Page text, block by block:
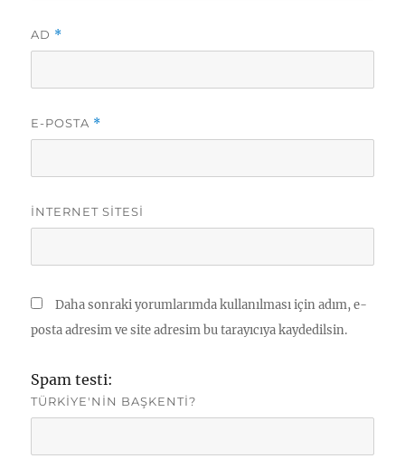
AD *
E-POSTA *
İNTERNET SITESI
Daha sonraki yorumlarımda kullanılması için adım, e-
posta adresim ve site adresim bu tarayıcıya kaydedilsin.
Spam testi:
TÜRKIYE'NIN BAŞKENTI?